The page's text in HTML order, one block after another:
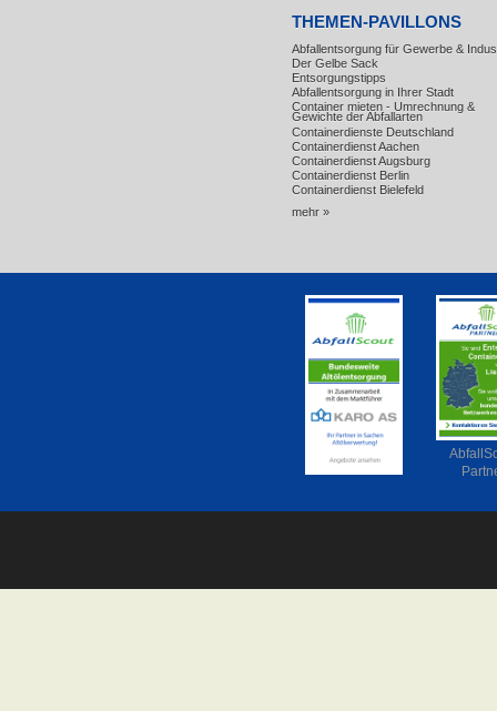
THEMEN-PAVILLONS
Abfallentsorgung für Gewerbe &
Der Gelbe Sack
Entsorgungstipps
Abfallentsorgung in Ihrer Stadt
Container mieten - Umrechnung &
Gewichte der Abfallarten
Containerdienste Deutschland
Containerdienst Aachen
Containerdienst Augsburg
Containerdienst Berlin
Containerdienst Bielefeld
mehr »